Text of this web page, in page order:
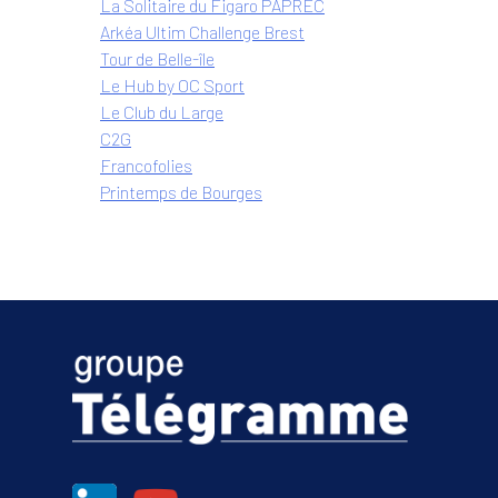
La Solitaire du Figaro PAPREC
Arkéa Ultim Challenge Brest
Tour de Belle-île
Le Hub by OC Sport
Le Club du Large
C2G
Francofolies
Printemps de Bourges